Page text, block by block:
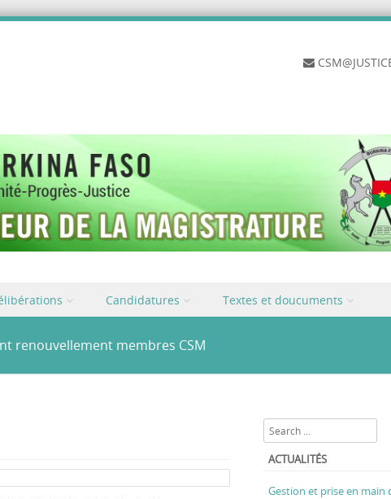
Candidatures Textes et doucuments
renouvellement membres CSM
Search
ACTUALITÉS
Gestion et prise en main